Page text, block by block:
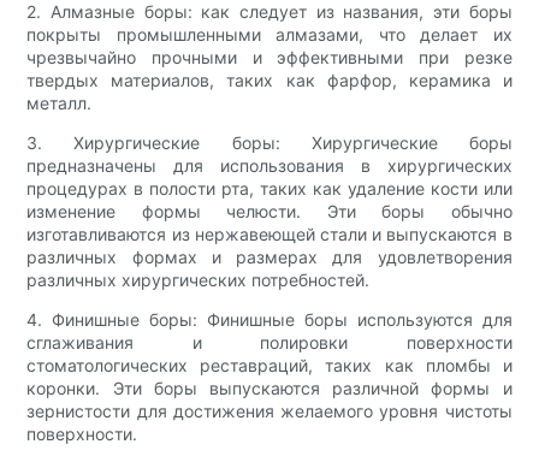
2. Алмазные боры: как следует из названия, эти боры
покрыты промышленными алмазами, что делает их
чрезвычайно прочными и эффективными при резке
твердых материалов, таких как фарфор, керамика и
металл.
3. Хирургические боры: Хирургические боры
предназначены для использования в хирургических
процедурах в полости рта, таких как удаление кости или
изменение формы челюсти. Эти боры обычно
изготавливаются из нержавеющей стали и выпускаются в
различных формах и размерах для удовлетворения
различных хирургических потребностей.
4. Финишные боры: Финишные боры используются для
сглаживания и полировки поверхности
стоматологических реставраций, таких как пломбы и
коронки. Эти боры выпускаются различной формы и
зернистости для достижения желаемого уровня чистоты
поверхности.